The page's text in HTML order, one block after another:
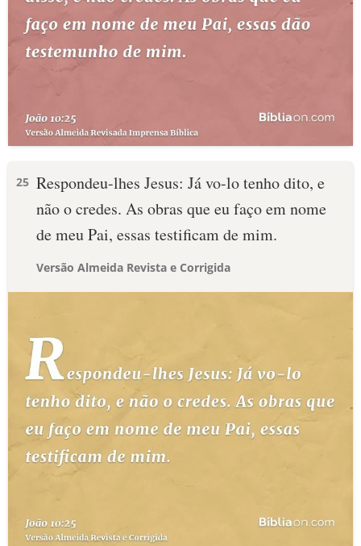
25 Respondeu-lhes Jesus: Já vo-lo tenho dito, e
não o credes. As obras que eu faço em nome
de meu Pai, essas testificam de mim.
Versão Almeida Revista e Corrigida